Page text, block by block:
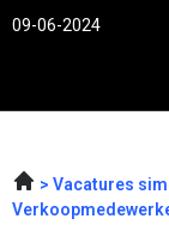
09-06-2024
Vacatures